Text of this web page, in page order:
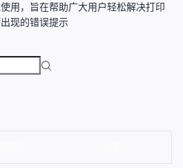
用，旨在帮助广大用户轻松解决打印
现的错误提示